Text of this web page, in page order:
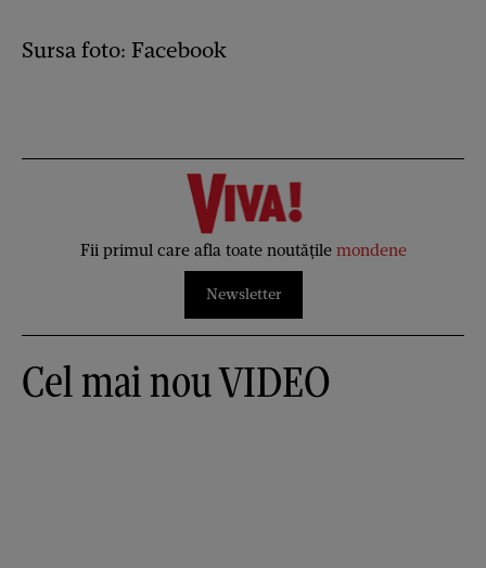
Sursa foto: Facebook
Fii primul care afla toate noutățile mondene
Newsletter
Cel mai nou VIDEO